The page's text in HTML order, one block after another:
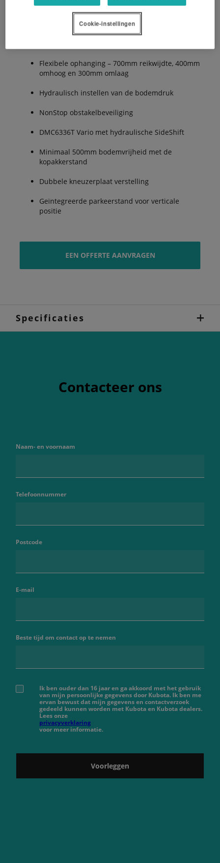
3.20 en 3.55m werkbreedte
Flexibele ophanging – 700mm reikwijdte, 400mm
omhoog en 300mm omlaag
Hydraulisch instellen van de bodemdruk
NonStop obstakelbeveiliging
DMC6336T Vario met hydraulische SideShift
Minimaal 500mm bodemvrijheid met de
kopakkerstand
Dubbele kneuzerplaat verstelling
Geïntegreerde parkeerstand voor verticale
positie
EEN OFFERTE AANVRAGEN
Specificaties
Contacteer ons
Naam- en voornaam
Telefoonnummer
Postcode
E-mail
Beste tijd om contact op te nemen
Ik ben ouder dan 16 jaar en ga akkoord met het gebruik
van mijn persoonlijke gegevens door Kubota. Ik ben me
ervan bewust dat mijn gegevens en contactverzoek
gedeeld kunnen worden met Kubota en Kubota dealers.
Lees onze
privacyverklaring
voor meer informatie.
Voorleggen
Cookie-instellingen